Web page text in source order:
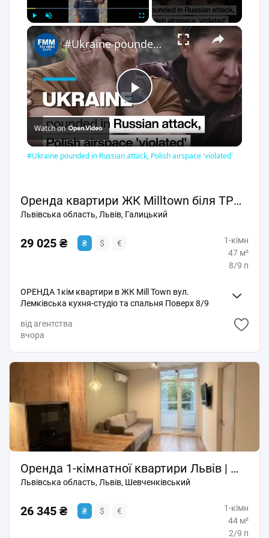
Unmute Fullscreen ×
Play
Video
#Ukraine pounded in Russian attack, Polish airspace 'violated'
Watch on
#Ukraine pounded in Russian attack, Polish airspace 'violated'
Оренда квартири ЖК Milltown біля ТРЦ Форум
Львівська область, Львів, Галицький
29 025 ₴ ₴ $ €
1-кімн
47 м²
8/9 п
ОРЕНДА 1кім квартири в ЖК Mill Town вул.
Лемківська кухня-студіо та спальня Поверх 8/9
Опалення індивідуальне газовий котел.
Укомплектована усією необхідною побутовою
паркомісце в підземному паркінгу з розеткою для
зарядки електрокару за окрему плату.
від агентства
вчора
Оренда 1-кімнатної квартири Львів | ЖК Avalon Flex | вул. Топольна | Новобудова | Перша здача
Львівська область, Львів, Шевченківський
26 345 ₴ ₴ $ €
1-кімн
44 м²
2/9 п